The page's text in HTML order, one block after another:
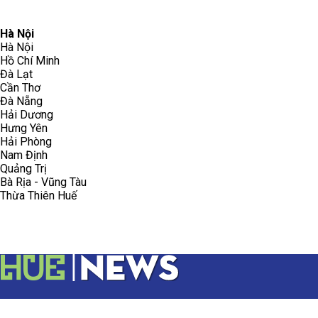
Hà Nội
Hà Nội
Hồ Chí Minh
Đà Lạt
Cần Thơ
Đà Nẵng
Hải Dương
Hưng Yên
Hải Phòng
Nam Định
Quảng Trị
Bà Rịa - Vũng Tàu
Thừa Thiên Huế